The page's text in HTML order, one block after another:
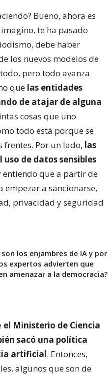
Bueno, ahora es
te ha pasado
debe haber
los nuevos modelos de
pero todo avanza
que las entidades
de atajar de alguna
cosas que uno
todo está porque se
Por un lado, las
de datos sensibles
entiendo que a partir de
empezar a sancionarse,
privacidad y seguridad
son los enjambres de IA y por
expertos advierten que
amenazar a la democracia?
el Ministerio de Ciencia
sacó una política
artificial. Entonces,
algunos que son de